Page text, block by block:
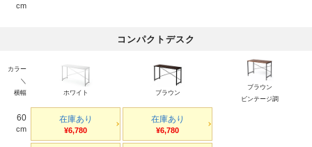
cm
コンパクトデスク
カラー
＼
横幅
ホワイト ブラウン
ブラウン
ビンテージ調
60
cm
在庫あり
¥6,780
在庫あり
¥6,780